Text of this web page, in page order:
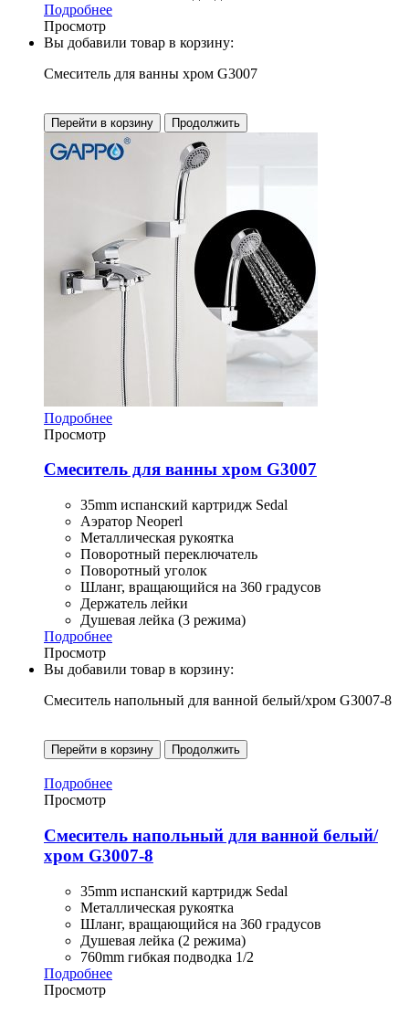
Подробнее
Просмотр
Вы добавили товар в корзину:
Смеситель для ванны хром G3007
Перейти в корзину Продолжить
Подробнее
Просмотр
Смеситель для ванны хром G3007
35mm испанский картридж Sedal
Аэратор Neoperl
Металлическая рукоятка
Поворотный переключатель
Поворотный уголок
Шланг, вращающийся на 360 градусов
Держатель лейки
Душевая лейка (3 режима)
Подробнее
Просмотр
Вы добавили товар в корзину:
Смеситель напольный для ванной белый/хром G3007-8
Перейти в корзину Продолжить
Подробнее
Просмотр
Смеситель напольный для ванной белый/
хром G3007-8
35mm испанский картридж Sedal
Металлическая рукоятка
Шланг, вращающийся на 360 градусов
Душевая лейка (2 режима)
760mm гибкая подводка 1/2
Подробнее
Просмотр